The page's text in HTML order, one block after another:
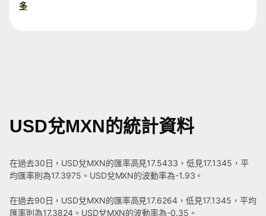
多
USD兌MXN的統計資料
在過去30日，USD兌MXN的匯率高見17.5433，低見17.1345，平
均匯率則為17.3975。USD兌MXN的波動率為-1.93。
在過去90日，USD兌MXN的匯率高見17.6264，低見17.1345，平均
匯率則為17.3824。USD兌MXN的波動率為-0.35。